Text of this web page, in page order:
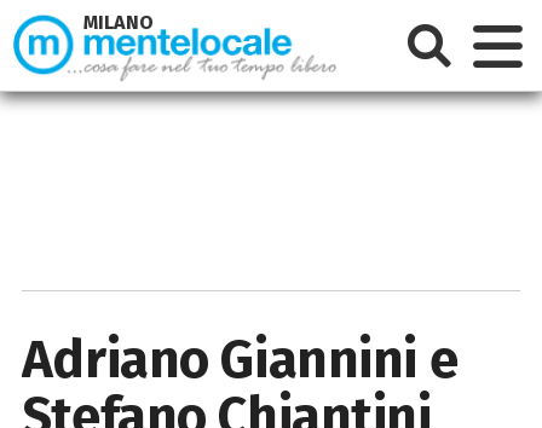
Adriano Giannini e
MILANO